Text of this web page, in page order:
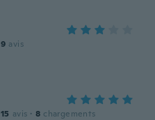
9 avis
15 avis · 8 chargements